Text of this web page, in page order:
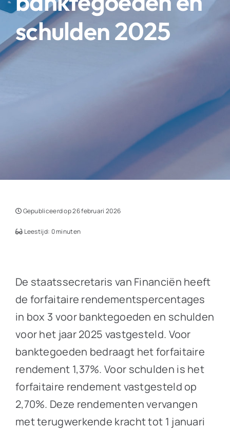
schulden 2025
Gepubliceerd op 26 februari 2026
Leestijd: 0 minuten
De staatssecretaris van Financiën heeft
de forfaitaire rendementspercentages
in box 3 voor banktegoeden en schulden
voor het jaar 2025 vastgesteld. Voor
banktegoeden bedraagt het forfaitaire
rendement 1,37%. Voor schulden is het
forfaitaire rendement vastgesteld op
2,70%. Deze rendementen vervangen
met terugwerkende kracht tot 1 januari